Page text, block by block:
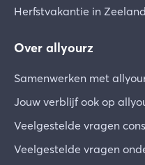
Herfstvakantie in Zeeland
Over allyourz
Samenwerken met
Jouw verblijf ook op
Veelgestelde vragen
Veelgestelde vragen